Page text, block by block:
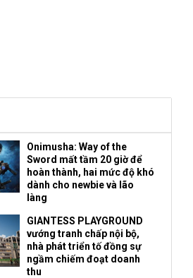
Onimusha: Way of the
Sword mất tầm 20 giờ để
hoàn thành, hai mức độ khó
dành cho newbie và lão
làng
GIANTESS PLAYGROUND
vướng tranh chấp nội bộ,
nhà phát triển tố đồng sự
ngầm chiếm đoạt doanh
thu